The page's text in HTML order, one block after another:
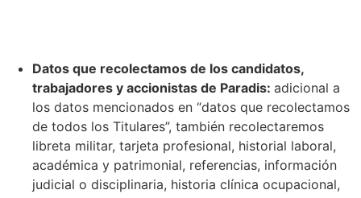
Datos que recolectamos de los candidatos,
trabajadores y accionistas de Paradis: adicional a
los datos mencionados en “datos que recolectamos
de todos los Titulares”, también recolectaremos
libreta militar, tarjeta profesional, historial laboral,
académica y patrimonial, referencias, información
judicial o disciplinaria, historia clínica ocupacional,